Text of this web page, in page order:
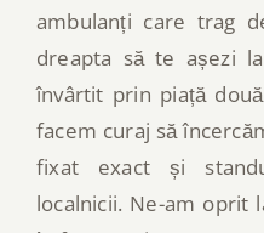
ambulanți care trag
dreapta să te așezi
învârtit prin piață
facem curaj să
fixat exact și
localnicii. Ne-am oprit